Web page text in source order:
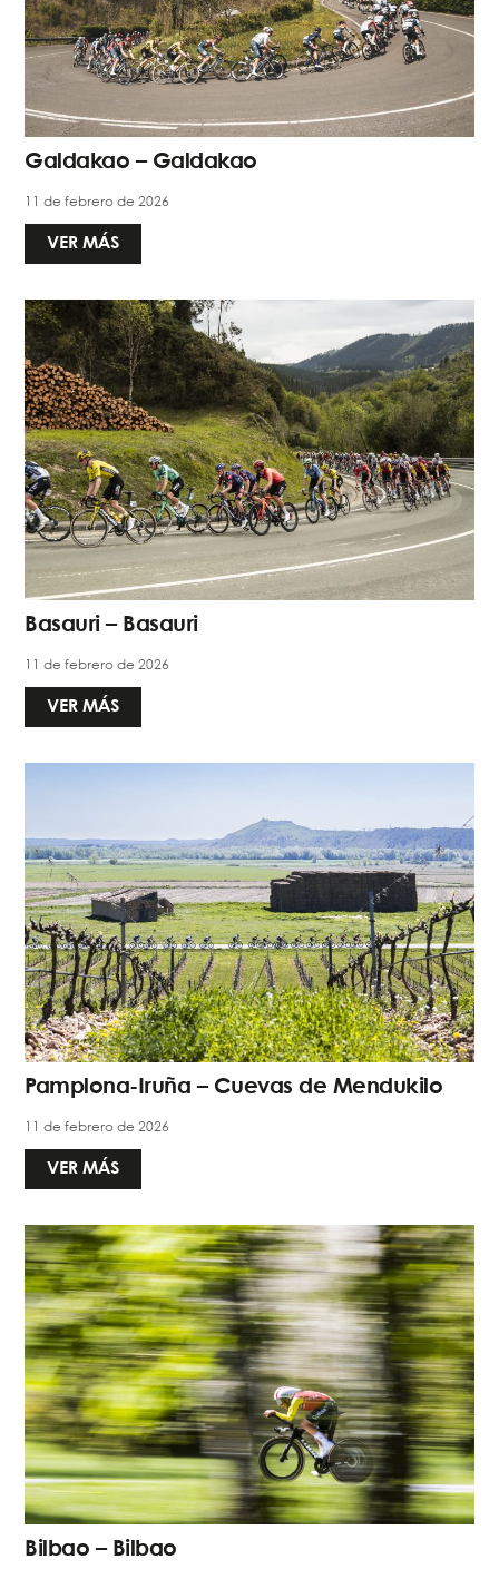
Galdakao – Galdakao
11 de febrero de 2026
VER MÁS
Basauri – Basauri
11 de febrero de 2026
VER MÁS
Pamplona-Iruña – Cuevas de Mendukilo
11 de febrero de 2026
VER MÁS
Bilbao – Bilbao